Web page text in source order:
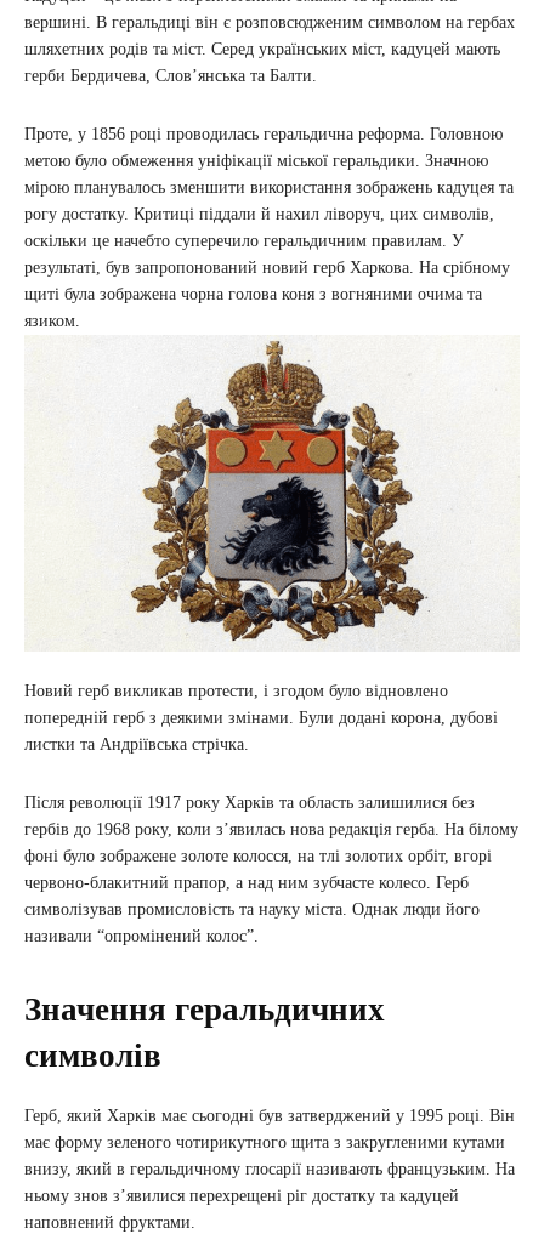
вершині. В геральдиці він є розповсюдженим символом на гербах
шляхетних родів та міст. Серед українських міст, кадуцей мають
герби Бердичева, Слов’янська та Балти.
Проте, у 1856 році проводилась геральдична реформа. Головною
метою було обмеження уніфікації міської геральдики. Значною
мірою планувалось зменшити використання зображень кадуцея та
рогу достатку. Критиці піддали й нахил ліворуч, цих символів,
оскільки це начебто суперечило геральдичним правилам. У
результаті, був запропонований новий герб Харкова. На срібному
щиті була зображена чорна голова коня з вогняними очима та
язиком.
Новий герб викликав протести, і згодом було відновлено
попередній герб з деякими змінами. Були додані корона, дубові
листки та Андріївська стрічка.
Після революції 1917 року Харків та область залишилися без
гербів до 1968 року, коли з’явилась нова редакція герба. На білому
фоні було зображене золоте колосся, на тлі золотих орбіт, вгорі
червоно-блакитний прапор, а над ним зубчасте колесо. Герб
символізував промисловість та науку міста. Однак люди його
називали “опромінений колос”.
Значення геральдичних
символів
Герб, який Харків має сьогодні був затверджений у 1995 році. Він
має форму зеленого чотирикутного щита з закругленими кутами
внизу, який в геральдичному глосарії називають французьким. На
ньому знов з’явилися перехрещені ріг достатку та кадуцей
наповнений фруктами.